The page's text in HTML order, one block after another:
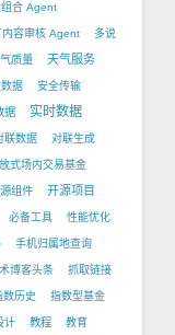
合 Agent
内容审核 Agent 多说
质量 天气服务
据 安全传输
据 实时数据
联数据 对联生成
式场内交易基金
组件 开源项目
必备工具 性能优化
手机归属地查询
博客头条 抓取链接
数历史 指数型基金
计 教程 教育